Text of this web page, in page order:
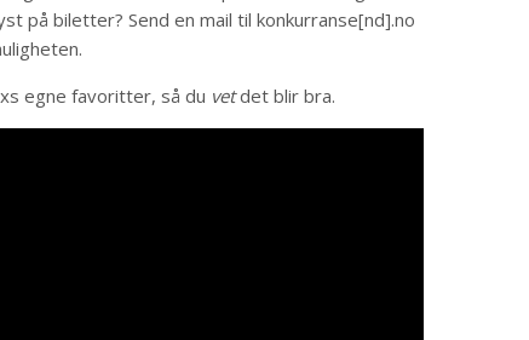
på biletter? Send en mail til konkurranse[nd].no
egne favoritter, så du vetdet blir bra.